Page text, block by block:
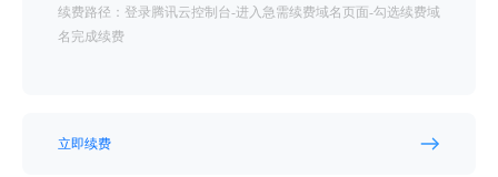
续费路径：登录腾讯云控制台-进入急需续费域名页面-勾选续费域
名完成续费
立即续费